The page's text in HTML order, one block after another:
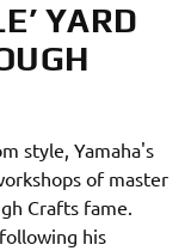
YARD
style, Yamaha's
of master
Crafts fame.
his